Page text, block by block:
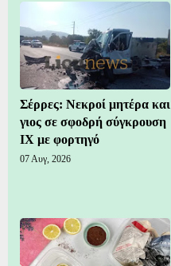
Σέρρες: Νεκροί μητέρα και
γιος σε σφοδρή σύγκρουση
ΙΧ με φορτηγό
07 Αυγ, 2026